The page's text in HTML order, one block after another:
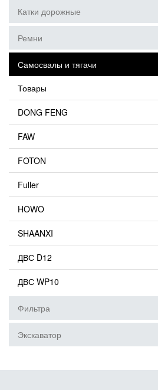
Катки дорожные
Ремни
Самосвалы и тягачи
Товары
DONG FENG
FAW
FOTON
Fuller
HOWO
SHAANXI
ДВС D12
ДВС WP10
Фильтра
Экскаватор